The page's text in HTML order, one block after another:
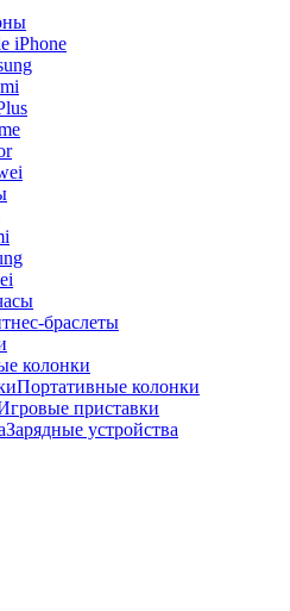
iPhone
браслеты
колонки
Портативные колонки
приставки
Зарядные устройства